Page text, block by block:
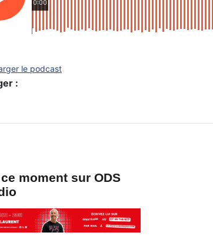
0:00
le podcast
:
moment sur ODS